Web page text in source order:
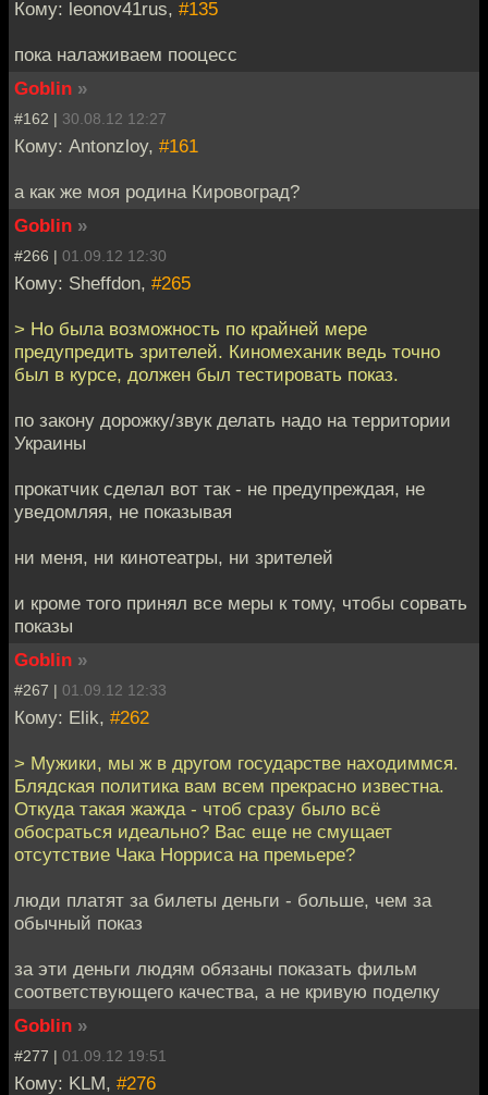
Кому: leonov41rus, #135
пока налаживаем пооцесс
Goblin »
#162 | 30.08.12 12:27
Кому: Antonzloy, #161
а как же моя родина Кировоград?
Goblin »
#266 | 01.09.12 12:30
Кому: Sheffdon, #265
> Но была возможность по крайней мере
предупредить зрителей. Киномеханик ведь точно
был в курсе, должен был тестировать показ.
по закону дорожку/звук делать надо на территории
Украины
прокатчик сделал вот так - не предупреждая, не
уведомляя, не показывая
ни меня, ни кинотеатры, ни зрителей
и кроме того принял все меры к тому, чтобы сорвать
показы
Goblin »
#267 | 01.09.12 12:33
Кому: Elik, #262
> Мужики, мы ж в другом государстве находиммся.
Блядская политика вам всем прекрасно известна.
Откуда такая жажда - чтоб сразу было всё
обосраться идеально? Вас еще не смущает
отсутствие Чака Норриса на премьере?
люди платят за билеты деньги - больше, чем за
обычный показ
за эти деньги людям обязаны показать фильм
соответствующего качества, а не кривую поделку
Goblin »
#277 | 01.09.12 19:51
Кому: KLM, #276